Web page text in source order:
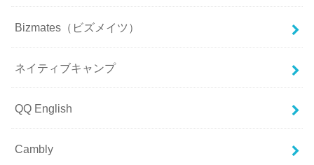
Bizmates（ビズメイツ）
ネイティブキャンプ
QQ English
Cambly